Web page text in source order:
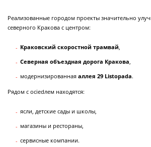
Реализованные городом проекты значительно
северного Кракова с центром:
Краковский скоростной трамвай
Северная объездная дорога Кракова
модернизированная аллея 29 Listopada.
Рядом с осiedлем находятся:
ясли, детские сады и школы,
магазины и рестораны,
сервисные компании.